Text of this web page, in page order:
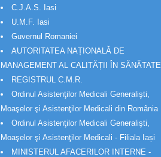
C.J.A.S. Iasi
U.M.F. Iasi
Guvernul Romaniei
AUTORITATEA NAȚIONALĂ DE
MANAGEMENT AL CALITĂȚII ÎN SĂNĂTATE
REGISTRUL C.M.R.
Ordinul Asistenţilor Medicali Generalişti,
Moaşelor şi Asistenţilor Medicali din România
Ordinul Asistenţilor Medicali Generalişti,
Moaşelor şi Asistenţilor Medicali - Filiala Iași
MINISTERUL AFACERILOR INTERNE -